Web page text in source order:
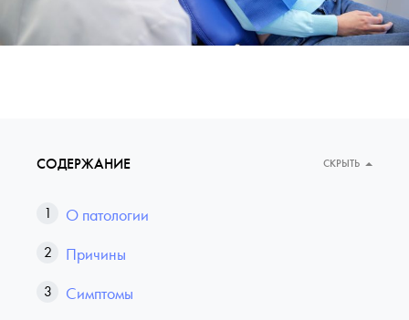
СОДЕРЖАНИЕ СКРЫТЬ
О патологии
Причины
Симптомы